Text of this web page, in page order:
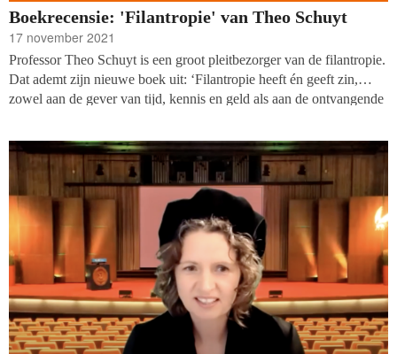
Boekrecensie: 'Filantropie' van Theo Schuyt
17 november 2021
Professor Theo Schuyt is een groot pleitbezorger van de filantropie.
Dat ademt zijn nieuwe boek uit: ‘Filantropie heeft én geeft zin,
zowel aan de gever van tijd, kennis en geld als aan de ontvangende